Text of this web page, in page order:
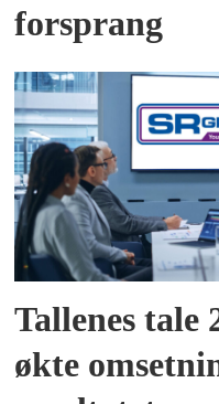
forsprang
Tallenes tale
økte